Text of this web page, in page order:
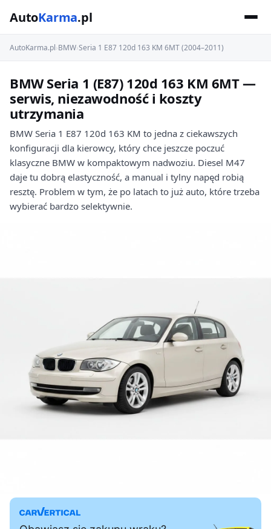
AutoKarma.pl
AutoKarma.pl›BMW›Seria 1 E87 120d 163 KM 6MT (2004–2011)
BMW Seria 1 (E87) 120d 163 KM 6MT —
serwis, niezawodność i koszty
utrzymania
BMW Seria 1 E87 120d 163 KM to jedna z ciekawszych
konfiguracji dla kierowcy, który chce jeszcze poczuć
klasyczne BMW w kompaktowym nadwoziu. Diesel M47
daje tu dobrą elastyczność, a manual i tylny napęd robią
resztę. Problem w tym, że po latach to już auto, które trzeba
wybierać bardzo selektywnie.